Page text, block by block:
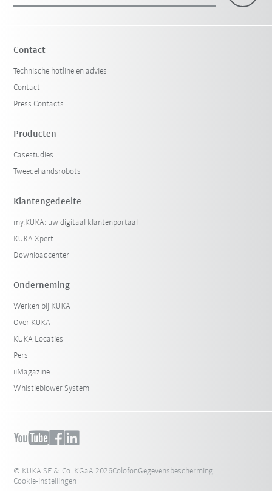
Contact
Technische hotline en advies
Contact
Press Contacts
Producten
Casestudies
Tweedehandsrobots
Klantengedeelte
my.KUKA: uw digitaal klantenportaal
KUKA Xpert
Downloadcenter
Onderneming
Werken bij KUKA
Over KUKA
KUKA Locaties
Pers
iiMagazine
Whistleblower System
© KUKA SE & Co. KGaA 2026ColofonGegevensbescherming
Cookie-instellingen